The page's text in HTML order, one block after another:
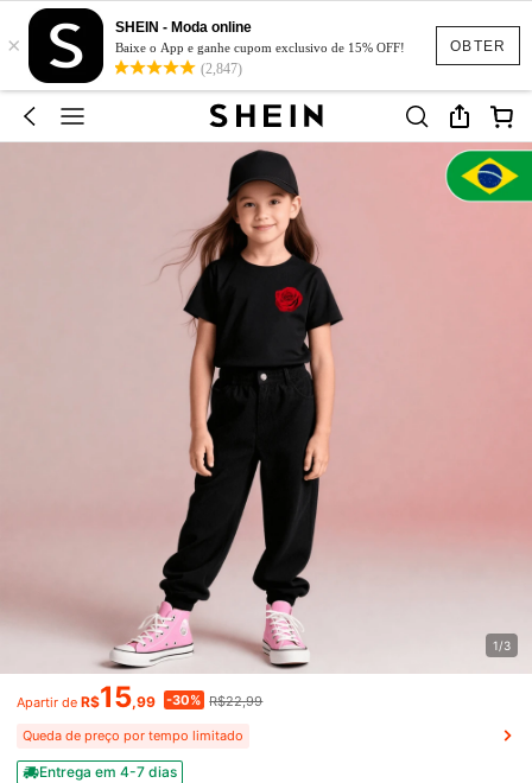
OBTER
×
SHEIN - Moda online
Baixe o App e ganhe cupom exclusivo de 15% OFF!
(2,847)
1/3
Apartir de R$15,99 -30% R$22,99
Queda de preço por tempo limitado
Entrega em 4-7 dias